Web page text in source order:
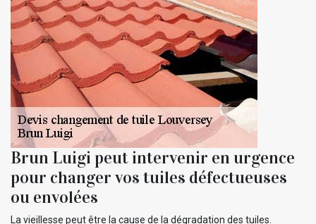
Brun Luigi peut intervenir en urgence
pour changer vos tuiles défectueuses
ou envolées
La vieillesse peut être la cause de la dégradation des tuiles.